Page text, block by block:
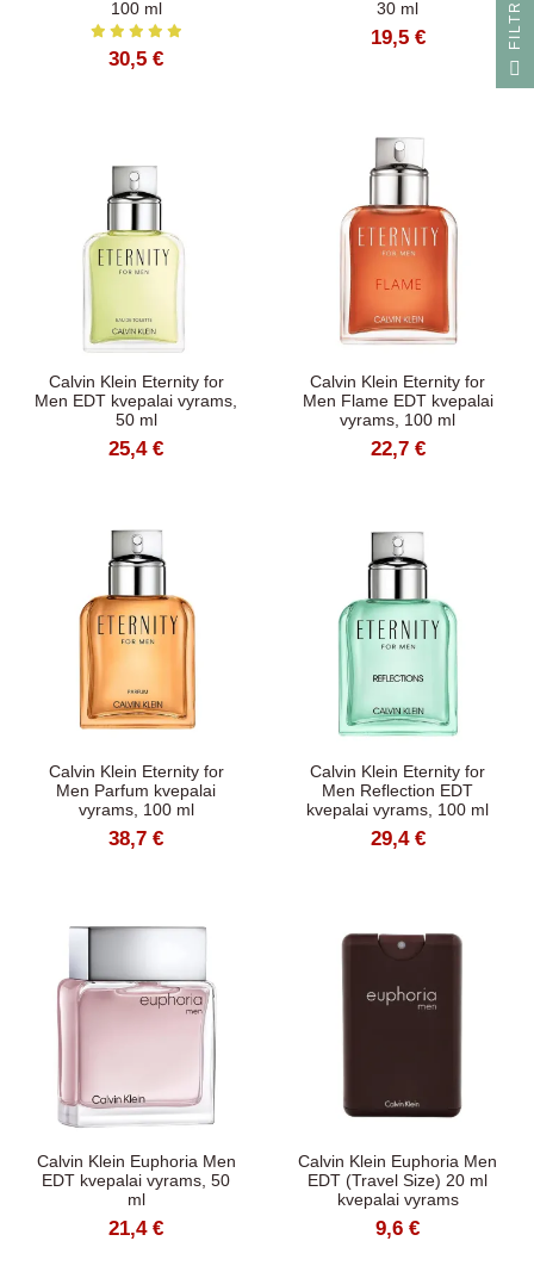
100 ml
30,5 €
30 ml
19,5 €
Calvin Klein Eternity for
Men EDT kvepalai vyrams,
50 ml
25,4 €
Calvin Klein Eternity for
Men Flame EDT kvepalai
vyrams, 100 ml
22,7 €
Calvin Klein Eternity for
Men Parfum kvepalai
vyrams, 100 ml
38,7 €
Calvin Klein Eternity for
Men Reflection EDT
kvepalai vyrams, 100 ml
29,4 €
Calvin Klein Euphoria Men
EDT kvepalai vyrams, 50
ml
21,4 €
Calvin Klein Euphoria Men
EDT (Travel Size) 20 ml
kvepalai vyrams
9,6 €